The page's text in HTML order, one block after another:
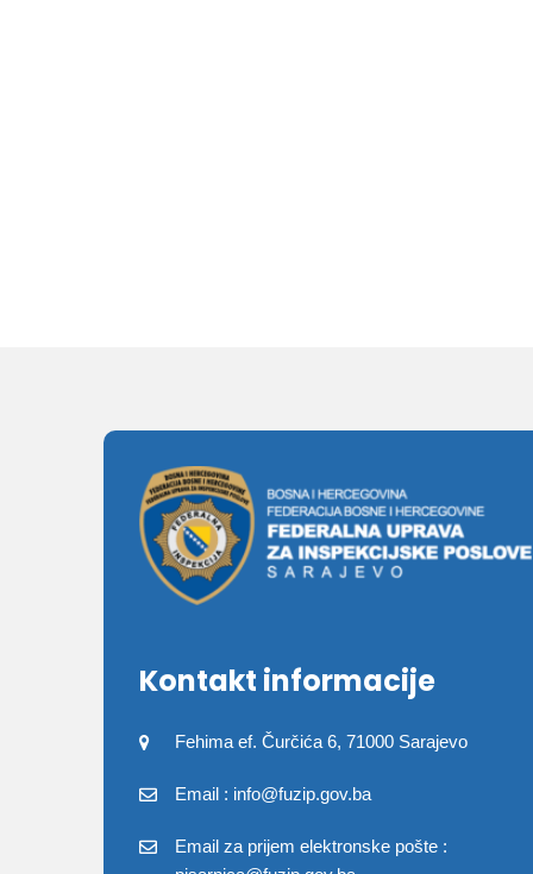
Kontakt informacije
Fehima ef. Čurčića 6, 71000 Sarajevo
Email : info@fuzip.gov.ba
Email za prijem elektronske pošte :